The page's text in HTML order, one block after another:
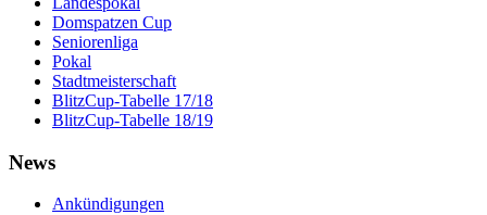
Domspatzen Cup
Seniorenliga
Pokal
Stadtmeisterschaft
BlitzCup-Tabelle 17/18
BlitzCup-Tabelle 18/19
News
Ankündigungen